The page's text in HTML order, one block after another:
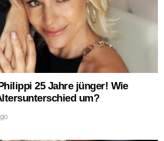
25 Jahre jünger! Wie
um?